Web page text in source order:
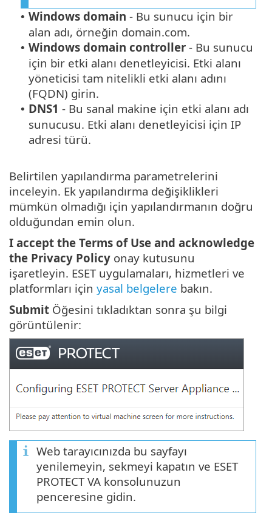
• Windows domain - Bu sunucu için bir
alan adı, örneğin domain.com.
• Windows domain controller - Bu sunucu
için bir etki alanı denetleyicisi. Etki alanı
yöneticisi tam nitelikli etki alanı adını
(FQDN) girin.
• DNS1 - Bu sanal makine için etki alanı adı
sunucusu. Etki alanı denetleyicisi için IP
adresi türü.
Belirtilen yapılandırma parametrelerini
inceleyin. Ek yapılandırma değişiklikleri
mümkün olmadığı için yapılandırmanın doğru
olduğundan emin olun.
I accept the Terms of Use and acknowledge
the Privacy Policy onay kutusunu
işaretleyin. ESET uygulamaları, hizmetleri ve
platformları için yasal belgelere bakın.
Submit Öğesini tıkladıktan sonra şu bilgi
görüntülenir:
Web tarayıcınızda bu sayfayı
yenilemeyin, sekmeyi kapatın ve ESET
PROTECT VA konsolunuzun
penceresine gidin.